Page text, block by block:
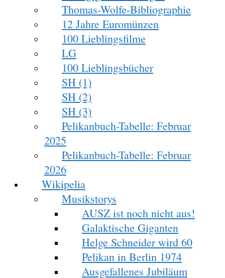
Thomas-Wolfe-Bibliographie
12 Jahre Euromünzen
100 Lieblingsfilme
LG
100 Lieblingsbücher
SH (1)
SH (2)
SH (3)
Pelikanbuch-Tabelle: Februar
2025
Pelikanbuch-Tabelle: Februar
2026
Wikipelia
Musikstorys
AUSZ ist noch nicht aus!
Galaktische Giganten
Helge Schneider wird 60
Pelikan in Berlin 1974
Ausgefallenes Jubiläum